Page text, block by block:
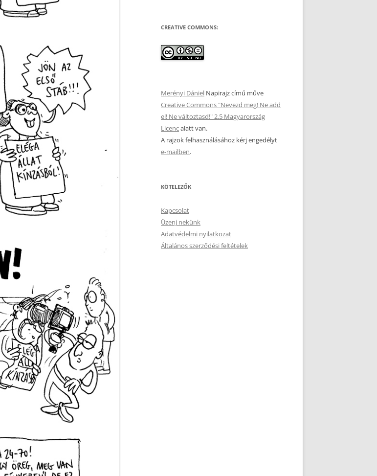
CREATIVE COMMONS:
Merényi Dániel Napirajzcímű műve
Creative Commons "Nevezd meg! Ne add
el! Ne változtasd!" 2.5 Magyarország
Licencalatt van.
A rajzok felhasználásához kérj engedélyt
e-mailben.
KÖTELEZŐK
Kapcsolat
Üzenj nekünk
Adatvédelmi nyilatkozat
Általános szerződési feltételek